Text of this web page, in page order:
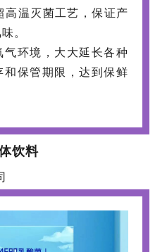
高温灭菌工艺，保证产
。
气环境，大大延长各种
和保管期限，达到保鲜
饮料